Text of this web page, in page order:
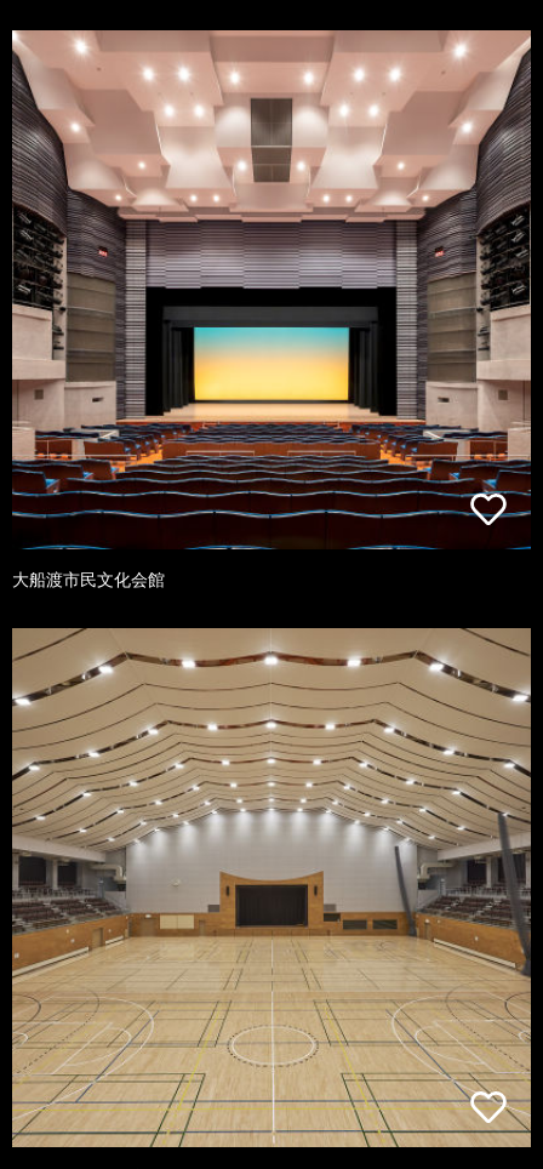
大船渡市民文化会館